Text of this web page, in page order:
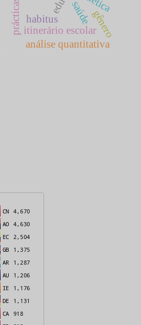
habitus
itinerário escolar
saúdegênero
análise quantitativa